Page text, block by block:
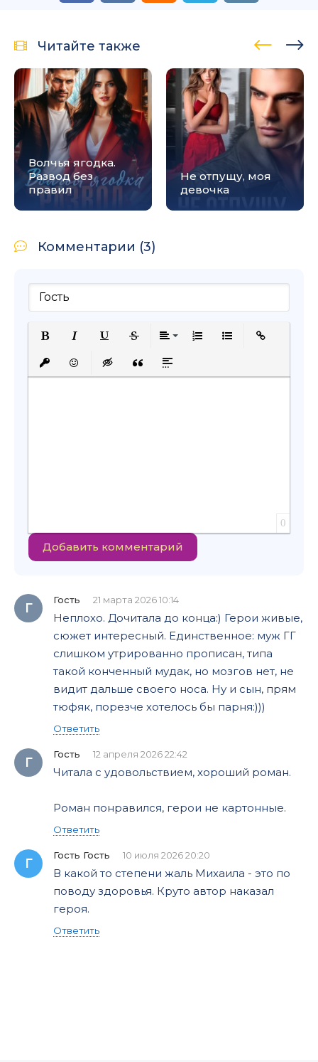
Читайте также
Волчья ягодка.
Развод без
правил
Не отпущу, моя
девочка
Комментарии (3)
Подчеркнутый
Вставить защищенную ссылку
Вставить смайлик
Вставка скрытого текста
Вставка цитаты
Вставка спойлера
0
Добавить комментарий
Г
Гость 21 марта 2026 10:14
Неплохо. Дочитала до конца:) Герои живые,
сюжет интересный. Единственное: муж ГГ
слишком утрированно прописан, типа
такой конченный мудак, но мозгов нет, не
видит дальше своего носа. Ну и сын, прям
тюфяк, порезче хотелось бы парня:)))
Ответить
Г
Гость 12 апреля 2026 22:42
Читала с удовольствием, хороший роман.
Роман понравился, герои не картонные.
Ответить
Г
Гость Гость 10 июля 2026 20:20
В какой то степени жаль Михаила - это по
поводу здоровья. Круто автор наказал
героя.
Ответить